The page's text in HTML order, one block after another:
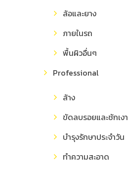
ล้อและยาง
ภายในรถ
พื้นผิวอื่นๆ
Professional
ล้าง
ขัดลบรอยและชักเงา
บำรุงรักษาประจำวัน
ทำความสะอาด